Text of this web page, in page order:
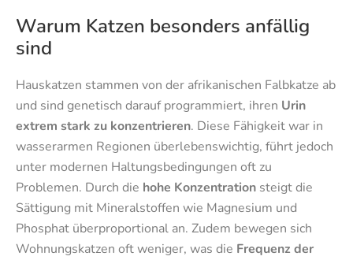
Warum Katzen besonders anfällig
sind
Hauskatzen stammen von der afrikanischen Falbkatze ab
und sind genetisch darauf programmiert, ihren Urin
extrem stark zu konzentrieren. Diese Fähigkeit war in
wasserarmen Regionen überlebenswichtig, führt jedoch
unter modernen Haltungsbedingungen oft zu
Problemen. Durch die hohe Konzentration steigt die
Sättigung mit Mineralstoffen wie Magnesium und
Phosphat überproportional an. Zudem bewegen sich
Wohnungskatzen oft weniger, was die Frequenz der